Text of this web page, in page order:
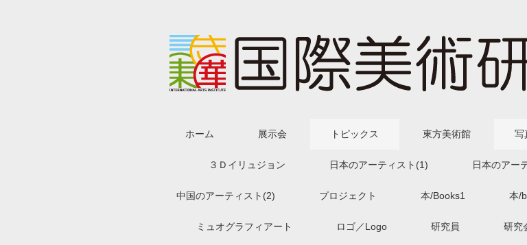
ホーム 展示会 トピックス 東方美術館 写
３Ｄイリュジョン 日本のアーティスト(1) 日本のアー
中国のアーティスト(2) プロジェクト 本/Books1 本/
ミュオグラフィアート ロゴ／Logo 研究員 研究